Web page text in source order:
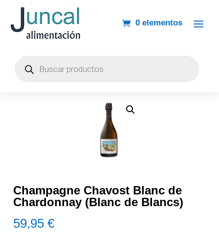
0 elementos
Champagne Chavost Blanc de
Chardonnay (Blanc de Blancs)
59,95€